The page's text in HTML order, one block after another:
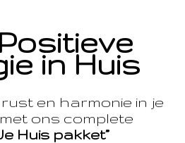
in Huis
en harmonie in je
ons complete
Huis pakket”